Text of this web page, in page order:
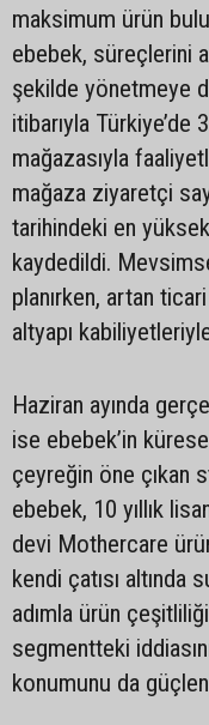
maksimum ürün
ebebek, süreçlerini
şekilde yönetmeye
itibarıyla Türkiye’de
mağazasıyla
mağaza ziyaretçi
tarihindeki en
kaydedildi.
planırken, artan
altyapı
Haziran ayında
ise ebebek’in
çeyreğin öne çıkan
ebebek, 10 yıllık
devi Mothercare
kendi çatısı altında
adımla ürün
segmentteki
konumunu da